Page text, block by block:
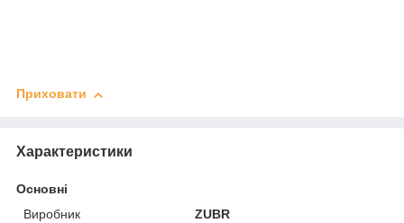
Приховати
Характеристики
Основні
Виробник
ZUBR